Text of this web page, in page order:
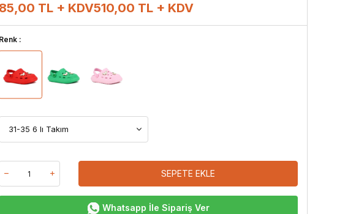
85,00 TL + KDV510,00 TL + KDV
Renk :
SEPETE EKLE
Whatsapp İle Sipariş Ver